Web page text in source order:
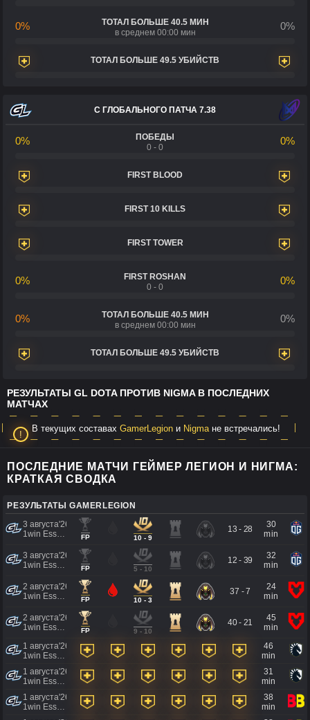
0%
ТОТАЛ БОЛЬШЕ 40.5 МИН
в среднем 00:00 мин
0%
ТОТАЛ БОЛЬШЕ 49.5 УБИЙСТВ
С ГЛОБАЛЬНОГО ПАТЧА 7.38
0%
ПОБЕДЫ
0 - 0
0%
FIRST BLOOD
FIRST 10 KILLS
FIRST TOWER
0%
FIRST ROSHAN
0 - 0
0%
0%
ТОТАЛ БОЛЬШЕ 40.5 МИН
в среднем 00:00 мин
0%
ТОТАЛ БОЛЬШЕ 49.5 УБИЙСТВ
РЕЗУЛЬТАТЫ GL DOTA ПРОТИВ NIGMA В ПОСЛЕДНИХ
МАТЧАХ
В текущих составах GamerLegion и Nigma не встречались!
ПОСЛЕДНИЕ МАТЧИ ГЕЙМЕР ЛЕГИОН И НИГМА:
КРАТКАЯ СВОДКА
РЕЗУЛЬТАТЫ GAMERLEGION
3 августа'26
1win Essence II
FP 10 - 9
13 - 28
30
min
3 августа'26
1win Essence II
FP 5 - 10
12 - 39
32
min
2 августа'26
1win Essence II
FP 10 - 3
37 - 7
24
min
2 августа'26
1win Essence II
FP 9 - 10
40 - 21
45
min
1 августа'26
1win Essence II
46
min
1 августа'26
1win Essence II
31
min
1 августа'26
1win Essence II
38
min